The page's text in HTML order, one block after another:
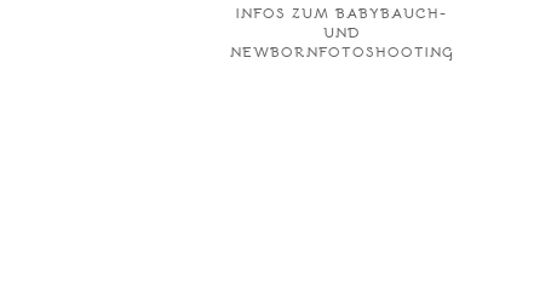
INFOS ZUM BABYBAUCH-
UND
NEWBORNFOTOSHOOTING